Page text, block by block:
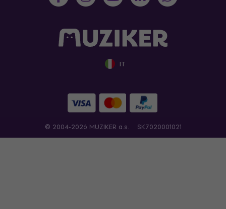
IT
© 2004-2026 MUZIKER a.s. SK7020001021